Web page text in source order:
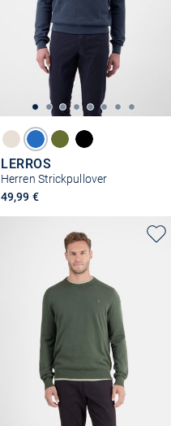
LERROS
Herren Strickpullover
49,99 €